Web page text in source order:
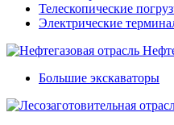
Телескопические
Электрические
Большие экскаваторы